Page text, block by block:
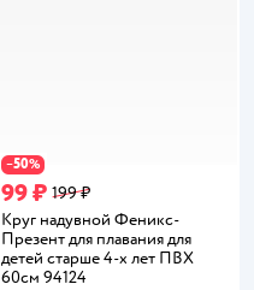
−50%
99 ₽ 199 ₽
Круг надувной Феникс-
Презент для плавания для
детей старше 4-х лет ПВХ
60см 94124